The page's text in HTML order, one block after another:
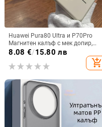
Huawei Pura80 Ultra и P70Pro
Магнитен калъф с мек допир,
ултра тънък PC корпус,
8.08 €/15.80 лв
add_shopping_cart